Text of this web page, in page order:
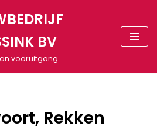
BV
vooruitgang
Rekken